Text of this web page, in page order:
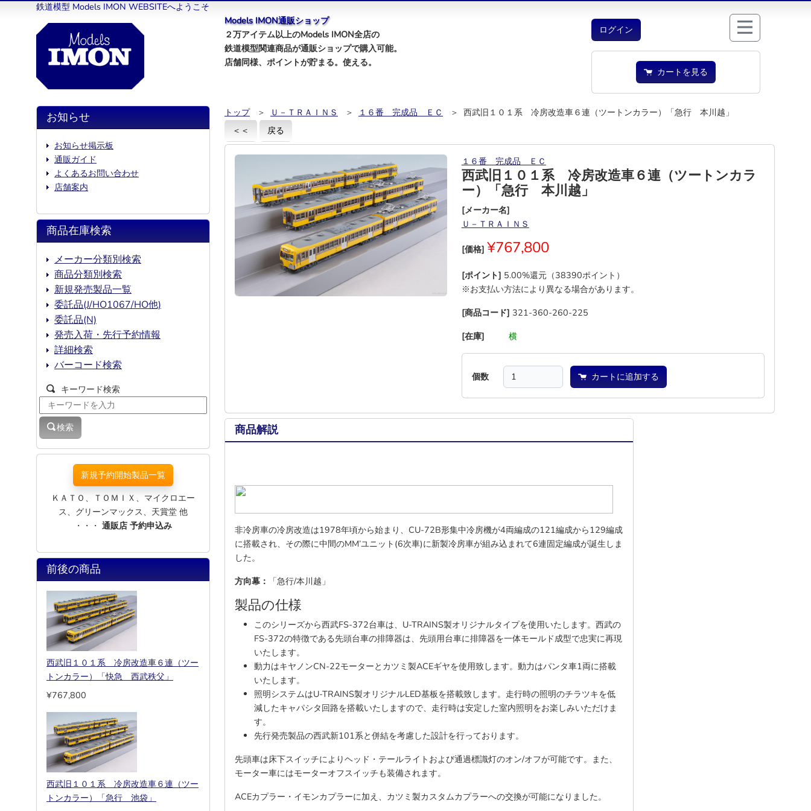
鉄道模型 Models IMON WEBSITEへようこそ
Models IMON通販ショップ
２万アイテム以上のModels IMON全店の
鉄道模型関連商品が通販ショップで購入可能。
店舗同様、ポイントが貯まる。使える。
ログイン
カートを見る
トップ ＞ Ｕ－ＴＲＡＩＮＳ ＞ １６番 完成品 ＥＣ
＞ 西武旧１０１系 冷房改造車６連（ツートンカラー）「急行 本川越」
＜＜
戻る
１６番 完成品 ＥＣ
西武旧１０１系 冷房改造車６連（ツートンカラ
ー）「急行 本川越」
[メーカー名]
Ｕ－ＴＲＡＩＮＳ
[価格] ¥767,800
[ポイント] 5.00%還元（38390ポイント）
※お支払い方法により異なる場合があります。
[商品コード] 321-360-260-225
[在庫]
横
個数 カートに追加する
商品解説
非冷房車の冷房改造は1978年頃から始まり、CU-72B形集中冷房機が4両編成の121編成から129編成
に搭載され、その際に中間のMM’ユニット(6次車)に新製冷房車が組み込まれて6連固定編成が誕生しま
した。
方向幕：
「急行/本川越」
製品の仕様
このシリーズから西武FS-372台車は、U-TRAINS製オリジナルタイプを使用いたします。西武の
FS-372の特徴である先頭台車の排障器は、先頭用台車に排障器を一体モールド成型で忠実に再現
いたします。
動力はキヤノンCN-22モーターとカツミ製ACEギヤを使用致します。動力はパンタ車1両に搭載
いたします。
照明システムはU-TRAINS製オリジナルLED基板を搭載致します。走行時の照明のチラツキを低
減したキャパシタ回路を搭載いたしますので、走行時は安定した室内照明をお楽しみいただけま
す。
先行発売製品の西武新101系と併結を考慮した設計を行っております。
先頭車は床下スイッチによりヘッド・テールライトおよび通過標識灯のオン/オフが可能です。また、
モーター車にはモーターオフスイッチも装備されます。
ACEカプラー・イモンカプラーに加え、カツミ製カスタムカプラーへの交換が可能になりました。
お知らせ
お知らせ掲示板
通販ガイド
よくあるお問い合わせ
店舗案内
商品在庫検索
メーカー分類別検索
商品分類別検索
新規発売製品一覧
委託品(J/HO1067/HO他)
委託品(N)
発売入荷・先行予約情報
詳細検索
バーコード検索
キーワード検索
検索
新規予約開始製品一覧
ＫＡＴＯ、ＴＯＭＩＸ、マイクロエー
ス、グリーンマックス、天賞堂 他
・・・ 通販店 予約申込み
前後の商品
西武旧１０１系 冷房改造車６連（ツー
トンカラー）「快急 西武秩父」
¥767,800
西武旧１０１系 冷房改造車６連（ツー
トンカラー）「急行 池袋」